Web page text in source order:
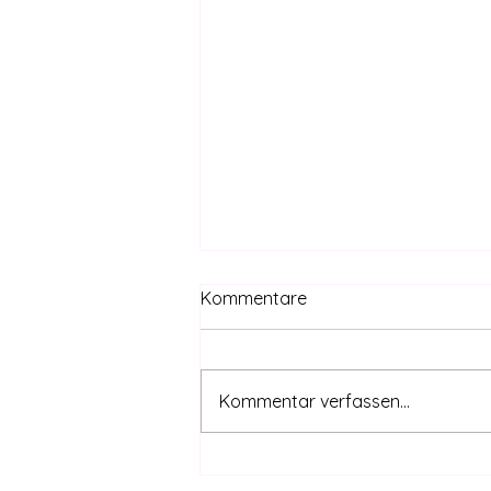
Kommentare
Kommentar verfassen...